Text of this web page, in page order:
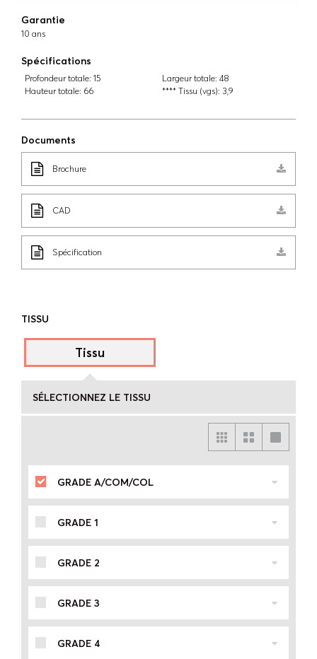
Garantie
10 ans
Spécifications
Profondeur totale: 15
Hauteur totale: 66
Largeur totale: 48
**** Tissu (vgs): 3,9
Documents
Brochure
CAD
Spécification
TISSU
Tissu
SÉLECTIONNEZ LE TISSU
GRADE A/COM/COL
GRADE 1
GRADE 2
GRADE 3
GRADE 4